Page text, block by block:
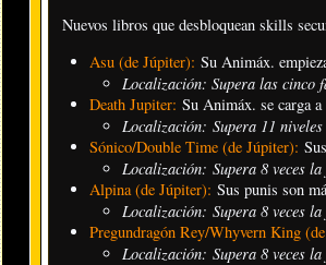
Nuevos libros que desbloquean skills
Asu (de Júpiter): Su Animáx.
Localización: Supera las cinco
Death Jupiter: Su Animáx. se carga
Localización: Supera 11
Sónico/Double Time (de Júpiter):
Localización: Supera 8 veces
Alpina (de Júpiter): Sus punis son
Localización: Supera 8 veces
Pregundragón Rey/Whyvern King
Localización: Supera 8 veces